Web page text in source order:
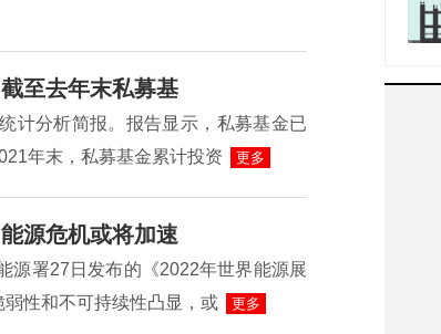
至去年末私募基
计分析简报。报告显示，私募基金已
年末，私募基金累计投资
更多
源危机或将加速
源署27日发布的《2022年世界能源展
性和不可持续性凸显，或
更多